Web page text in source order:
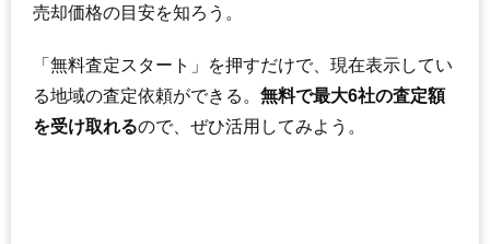
売却価格の目安を知ろう。
「無料査定スタート」を押すだけで、現在表示してい
る地域の査定依頼ができる。 無料で最大6社の査定額
を受け取れるので、ぜひ活用してみよう。